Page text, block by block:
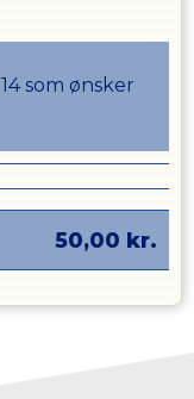
som ønsker
50,00 kr.